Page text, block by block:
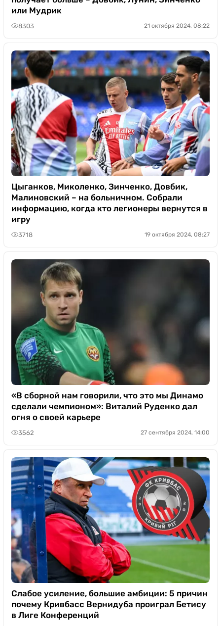
или Мудрик
8303 21 октября 2024, 08:22
Цыганков, Миколенко, Зинченко, Довбик,
Малиновский – на больничном. Собрали
информацию, когда кто легионеры вернутся в
игру
3718 19 октября 2024, 08:27
«В сборной нам говорили, что это мы Динамо
сделали чемпионом»: Виталий Руденко дал
огня о своей карьере
3562 27 сентября 2024, 14:00
Слабое усиление, большие амбиции: 5 причин
почему Кривбасс Вернидуба проиграл Бетису
в Лиге Конференций